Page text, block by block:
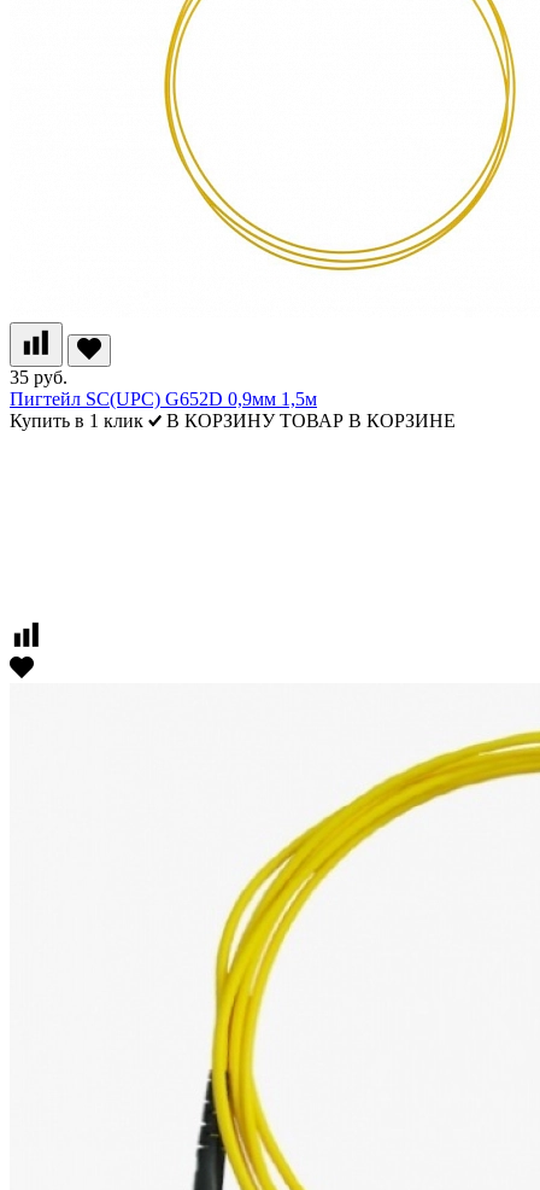
35 руб.
Пигтейл SC(UPC) G652D 0,9мм 1,5м
Купить в 1 клик
В КОРЗИНУ ТОВАР В КОРЗИНЕ